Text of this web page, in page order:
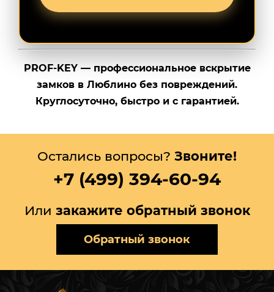
PROF-KEY — профессиональное вскрытие
замков в Люблино без повреждений.
Круглосуточно, быстро и с гарантией.
Остались вопросы? Звоните!
+7 (499) 394-60-94
Или закажите обратный звонок
Обратный звонок